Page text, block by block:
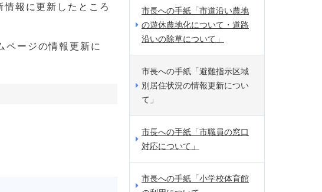
報に更新したところ
ページの情報更新に
市長への手紙「市道沿い農地
の遊休農地化について・道路
沿いの除草について」
市長への手紙「避難指示区域
別居住状況の情報更新につい
て」
市長への手紙「市職員の窓口
対応について」
市長への手紙「小学校体育館